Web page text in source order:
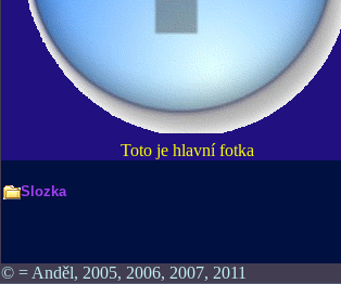
Toto je hlavní fotka
Slozka
© = Anděl, 2005, 2006, 2007, 2011